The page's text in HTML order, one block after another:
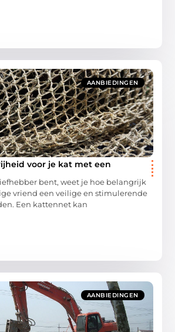
AANBIEDINGEN
voor je kat met een
bent, weet je hoe belangrijk
vriend een veilige en stimulerende
Een kattennet kan
AANBIEDINGEN